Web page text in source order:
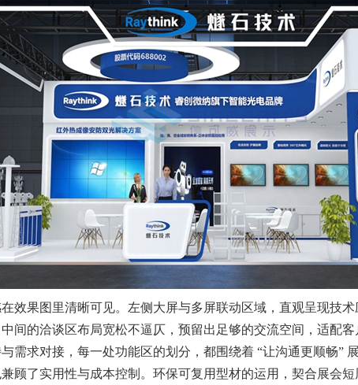
效果图里清晰可见。左侧大屏与多屏联动区域，直观呈现技
间的洽谈区布局宽松不逼仄，预留出足够的交流空间，适配
需求对接，每一处功能区的划分，都围绕着 “让沟通更顺畅” 展
顾了实用性与成本控制。环保可复用型材的运用，契合展会